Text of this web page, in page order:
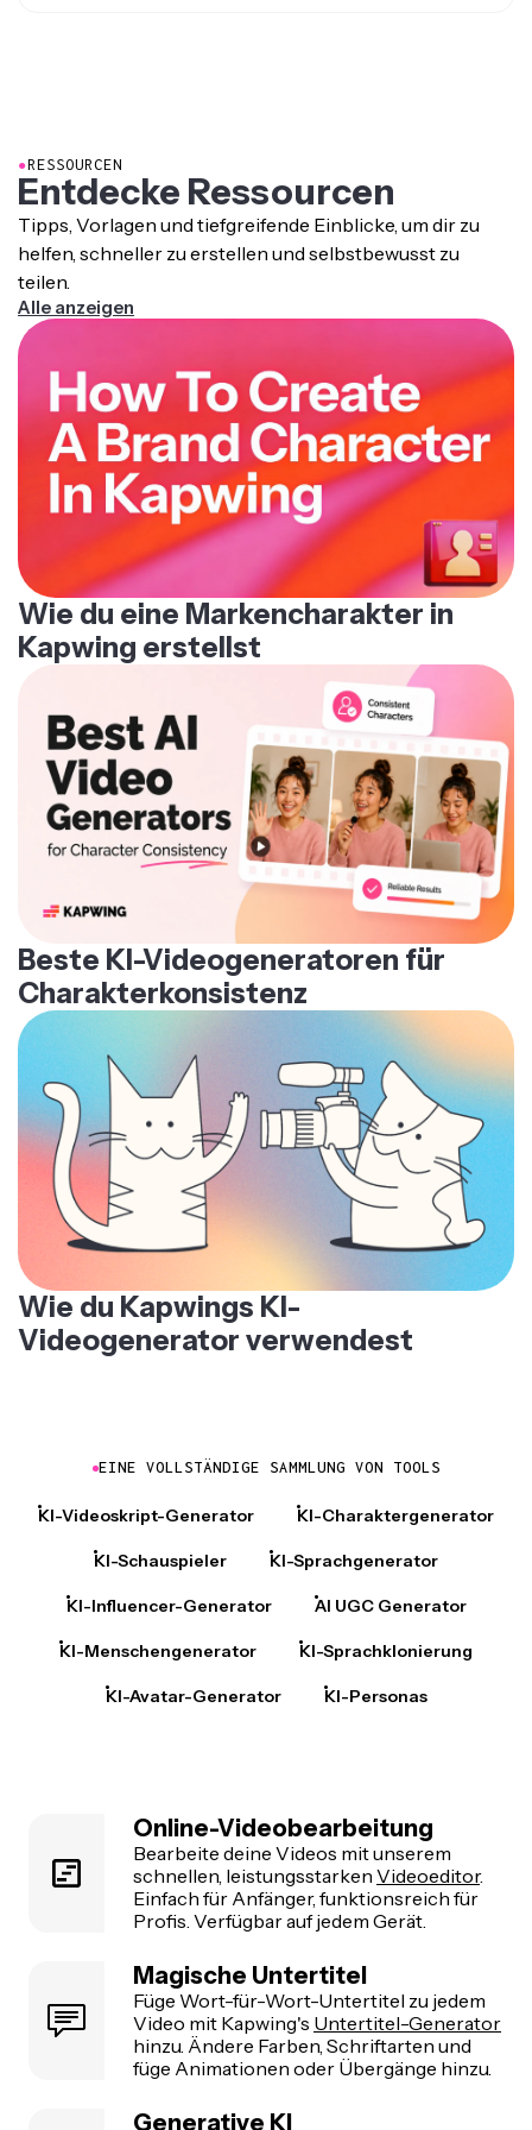
●RESSOURCEN
Entdecke Ressourcen
Tipps, Vorlagen und tiefgreifende Einblicke, um dir zu
helfen, schneller zu erstellen und selbstbewusst zu
teilen.
Alle anzeigen
Wie du eine Markencharakter in
Kapwing erstellst
Beste KI-Videogeneratoren für
Charakterkonsistenz
Wie du Kapwings KI-
Videogenerator verwendest
EINE VOLLSTÄNDIGE SAMMLUNG VON TOOLS
KI-Videoskript-Generator KI-Charaktergenerator
KI-Schauspieler KI-Sprachgenerator
KI-Influencer-Generator AI UGC Generator
KI-Menschengenerator KI-Sprachklonierung
KI-Avatar-Generator KI-Personas
Online-Videobearbeitung
Bearbeite deine Videos mit unserem
schnellen, leistungsstarken Videoeditor.
Einfach für Anfänger, funktionsreich für
Profis. Verfügbar auf jedem Gerät.
Magische Untertitel
Füge Wort-für-Wort-Untertitel zu jedem
Video mit Kapwing's Untertitel-Generator
hinzu. Ändere Farben, Schriftarten und
füge Animationen oder Übergänge hinzu.
Generative KI